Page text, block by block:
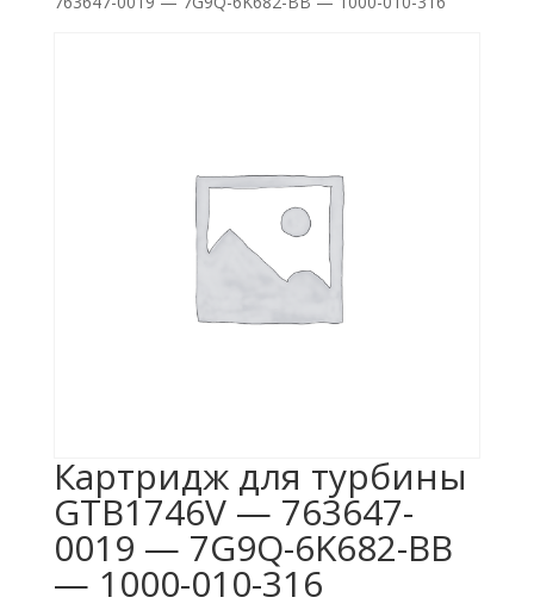
Картридж для турбины
GTB1746V — 763647-
0019 — 7G9Q-6K682-BB
— 1000-010-316